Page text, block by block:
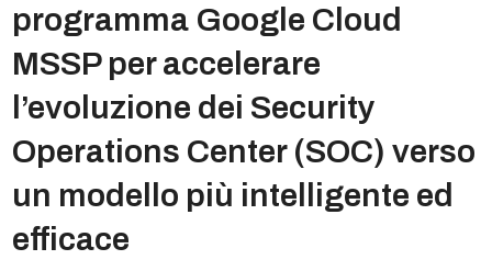
programma Google Cloud
MSSP per accelerare
l’evoluzione dei Security
Operations Center (SOC) verso
un modello più intelligente ed
efficace